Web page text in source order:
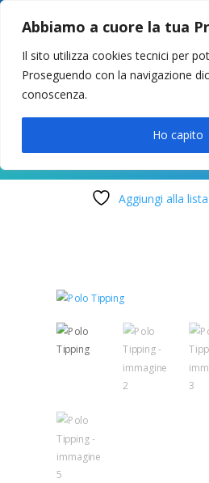
Abbiamo a cuore la tua
Il sito utilizza cookies tecnici per
Proseguendo con la navigazione
conoscenza.
Ho capito
049 8627946 –
LUN-VEN 9-12 /
Aggiungi alla